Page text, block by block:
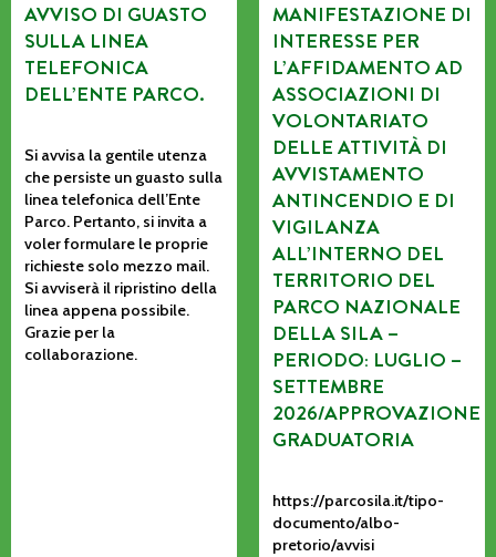
AVVISO DI GUASTO
SULLA LINEA
TELEFONICA
DELL’ENTE PARCO.
Si avvisa la gentile utenza
che persiste un guasto sulla
linea telefonica dell’Ente
Parco. Pertanto, si invita a
voler formulare le proprie
richieste solo mezzo mail.
Si avviserà il ripristino della
linea appena possibile.
Grazie per la
collaborazione.
MANIFESTAZIONE DI
INTERESSE PER
L’AFFIDAMENTO AD
ASSOCIAZIONI DI
VOLONTARIATO
DELLE ATTIVITÀ DI
AVVISTAMENTO
ANTINCENDIO E DI
VIGILANZA
ALL’INTERNO DEL
TERRITORIO DEL
PARCO NAZIONALE
DELLA SILA –
PERIODO: LUGLIO –
SETTEMBRE
2026/APPROVAZIONE
GRADUATORIA
https://parcosila.it/tipo-
documento/albo-
pretorio/avvisi